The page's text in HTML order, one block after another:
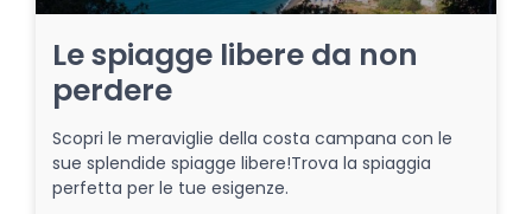
Le spiagge libere da non
perdere
Scopri le meraviglie della costa campana con le
sue splendide spiagge libere!Trova la spiaggia
perfetta per le tue esigenze.